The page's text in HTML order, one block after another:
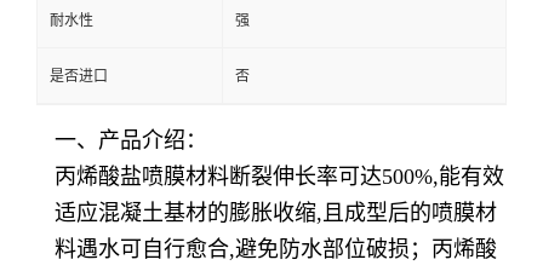
耐水性 强
是否进口 否
一、产品介绍：
丙烯酸盐喷膜材料断裂伸长率可达500%,能有效
适应混凝土基材的膨胀收缩,且成型后的喷膜材
料遇水可自行愈合,避免防水部位破损； 丙烯酸